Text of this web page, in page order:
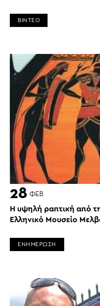
ΒΙΝΤΕΟ
28 ΦΕΒ
Η υψηλή ραπτική από
Ελληνικό Μουσείο
ΕΝΗΜΕΡΩΣΗ